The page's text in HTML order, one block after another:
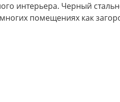
интерьера. Черный
помещениях как